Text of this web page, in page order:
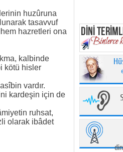
huzûruna
tasavvuf
hazretleri ona
kalbinde
kötü hisler
vardır.
kardeşin için de
ruhsat,
olarak ibâdet